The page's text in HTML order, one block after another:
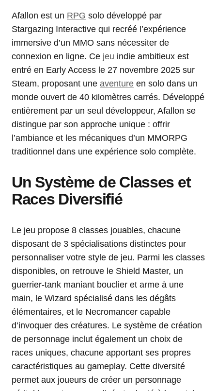
Afallon est un RPG solo développé par
Stargazing Interactive qui recréé l’expérience
immersive d’un MMO sans nécessiter de
connexion en ligne. Ce jeu indie ambitieux est
entré en Early Access le 27 novembre 2025 sur
Steam, proposant une aventure en solo dans un
monde ouvert de 40 kilomètres carrés. Développé
entièrement par un seul développeur, Afallon se
distingue par son approche unique : offrir
l’ambiance et les mécaniques d’un MMORPG
traditionnel dans une expérience solo complète.
Un Système de Classes et
Races Diversifié
Le jeu propose 8 classes jouables, chacune
disposant de 3 spécialisations distinctes pour
personnaliser votre style de jeu. Parmi les classes
disponibles, on retrouve le Shield Master, un
guerrier-tank maniant bouclier et arme à une
main, le Wizard spécialisé dans les dégâts
élémentaires, et le Necromancer capable
d’invoquer des créatures. Le système de création
de personnage inclut également un choix de
races uniques, chacune apportant ses propres
caractéristiques au gameplay. Cette diversité
permet aux joueurs de créer un personnage